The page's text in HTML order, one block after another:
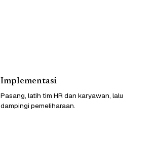
Implementasi
Pasang, latih tim HR dan karyawan, lalu
dampingi pemeliharaan.